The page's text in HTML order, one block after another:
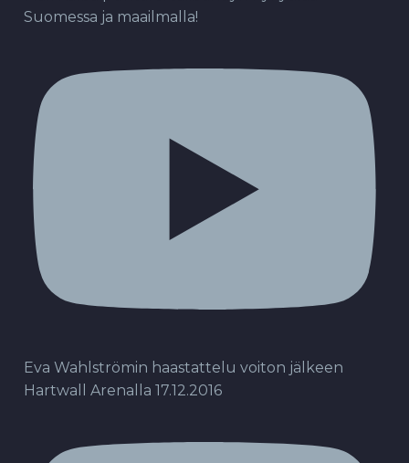
Suomessa ja maailmalla!
Eva Wahlströmin haastattelu voiton jälkeen
Hartwall Arenalla 17.12.2016